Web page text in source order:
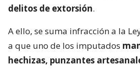
delitos de extorsión.
A ello, se suma infracción a la
a que uno de los imputados
hechizas, punzantes